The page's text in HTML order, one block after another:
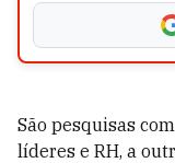
São pesquisas
líderes e RH, a